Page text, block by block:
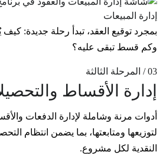
إدارة المبيعات
بمجرد توقيع العقد، تبدأ رحلة جديدة:
وكم قسط تبقى عليه؟
03 / المرحلة الثالثة
إدارة الأقساط
أدوات مرنة وشاملة لإدارة الدفعات
لتوزيعها ومتابعتها، بما يضمن انتظام
النقدية لكل مشروع.